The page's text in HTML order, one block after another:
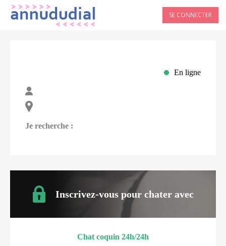
SE CONNECTER
En ligne
Je recherche :
Inscrivez-vous pour chater avec
Chat coquin 24h/24h